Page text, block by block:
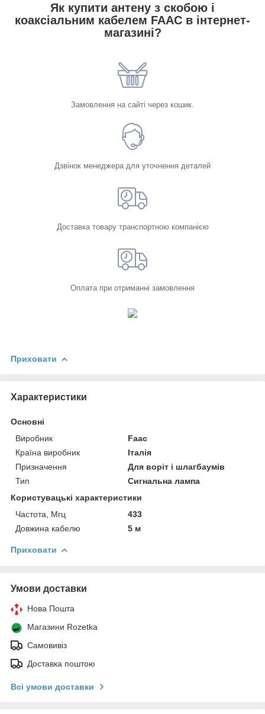
Як купити антену з скобою і
коаксіальним кабелем FAAC в інтернет-
магазині?
Замовлення на сайті через кошик.
Дзвінок менеджера для уточнення деталей
Доставка товару транспортною компанією
Оплата при отриманні замовлення
Приховати
Характеристики
Основні
Виробник
Faac
Країна виробник
Італія
Призначення
Для воріт і шлагбаумів
Тип
Сигнальна лампа
Користувацькі характеристики
Частота, Мгц
433
Довжина кабелю
5 м
Приховати
Умови доставки
Нова Пошта
Магазини Rozetka
Самовивіз
Доставка поштою
Всі умови доставки